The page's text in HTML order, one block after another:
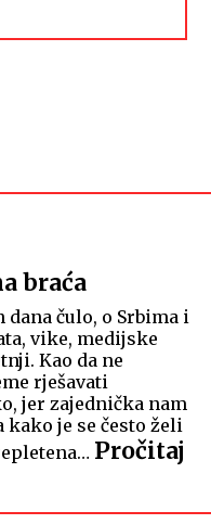
braća
čulo, o Srbima i
vike, medijske
Kao da ne
rješavati
jer zajednička nam
je se često želi
Pročitaj